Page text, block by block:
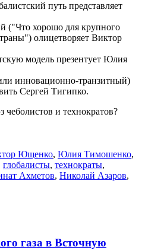
путь представляет
("Что хорошо для крупного
олицетворяет Виктор
модель презентует Юлия
инновационно-транзитный)
Сергей Тигипко.
и технократов?
Ющенко, Юлия Тимошенко,
глобалисты, технократы,
Ахметов, Николай Азаров,
газа в Всточную